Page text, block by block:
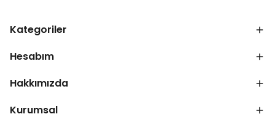
Kategoriler
Hesabım
Hakkımızda
Kurumsal